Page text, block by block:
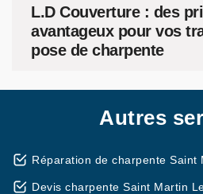
L.D Couverture : des
avantageux pour vos
pose de charpente
Autres
Réparation de charpente Saint
Devis charpente Saint Martin